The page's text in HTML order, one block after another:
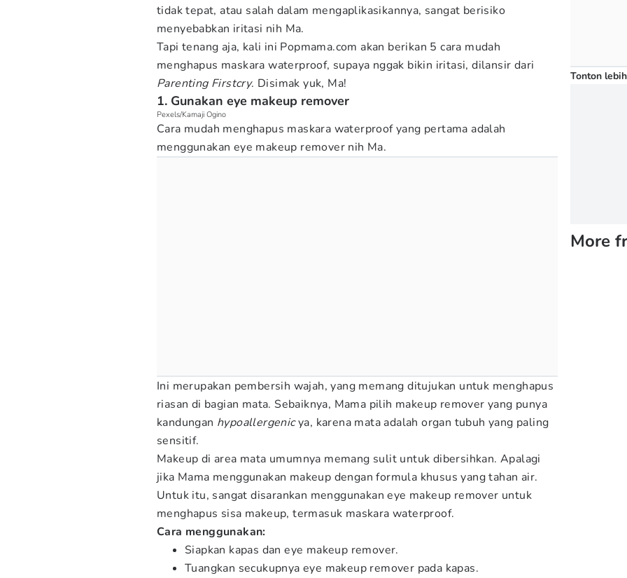
tidak tepat, atau salah dalam mengaplikasikannya, sangat berisiko
menyebabkan iritasi nih Ma.
Tapi tenang aja, kali ini Popmama.com akan berikan 5 cara mudah
menghapus maskara waterproof, supaya nggak bikin iritasi, dilansir dari
Parenting Firstcry. Disimak yuk, Ma!
1. Gunakan eye makeup remover
Pexels/Kamaji Ogino
Cara mudah menghapus maskara waterproof yang pertama adalah
menggunakan eye makeup remover nih Ma.
Ini merupakan pembersih wajah, yang memang ditujukan untuk menghapus
riasan di bagian mata. Sebaiknya, Mama pilih makeup remover yang punya
kandungan hypoallergenicya, karena mata adalah organ tubuh yang paling
sensitif.
Makeup di area mata umumnya memang sulit untuk dibersihkan. Apalagi
jika Mama menggunakan makeup dengan formula khusus yang tahan air.
Untuk itu, sangat disarankan menggunakan eye makeup remover untuk
menghapus sisa makeup, termasuk maskara waterproof.
Cara menggunakan:
Siapkan kapas dan eye makeup remover.
Tuangkan secukupnya eye makeup remover pada kapas.
Tonton
More